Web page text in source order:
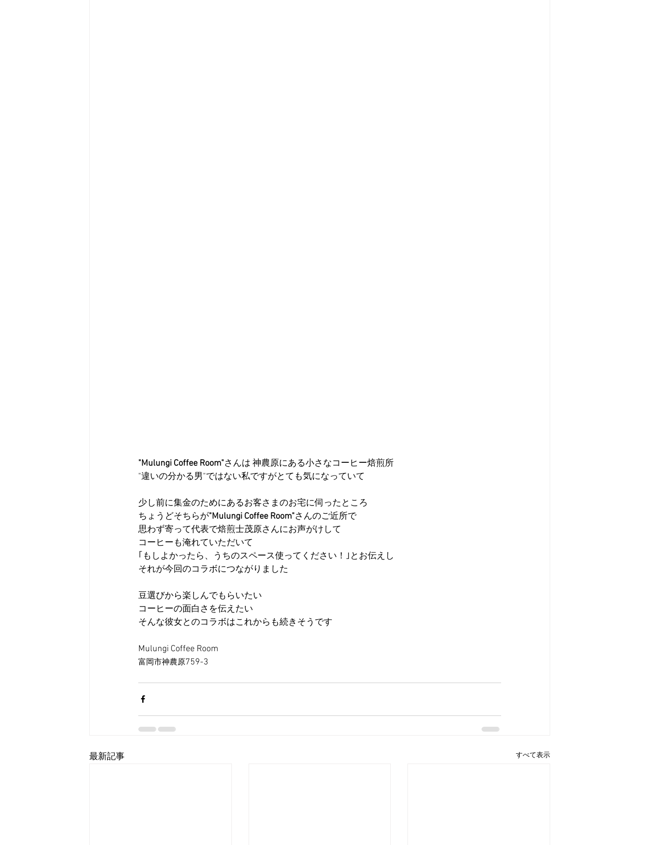
"Mulungi Coffee Room"さんは 神農原にある小さなコーヒー焙煎所
"違いの分かる男"ではない私ですがとても気になっていて
少し前に集金のためにあるお客さまのお宅に伺ったところ
ちょうどそちらが"Mulungi Coffee Room"さんのご近所で
思わず寄って代表で焙煎士茂原さんにお声がけして
コーヒーも淹れていただいて
｢もしよかったら、うちのスペース使ってください！｣とお伝えし
それが今回のコラボにつながりました
豆選びから楽しんでもらいたい
コーヒーの面白さを伝えたい
そんな彼女とのコラボはこれからも続きそうです
Mulungi Coffee Room
富岡市神農原759-3
最新記事 すべて表示